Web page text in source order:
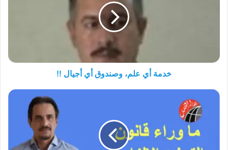
خدمة أي علم، وصندوق أي أجيال !!
حول